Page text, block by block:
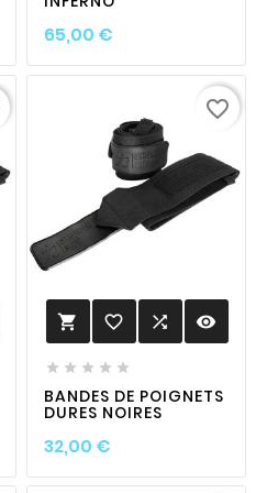
65,00 €Prix
 favorite_border  visibility
    
BANDES DE POIGNETS
DURES NOIRES
32,00 €Prix
favorite_border